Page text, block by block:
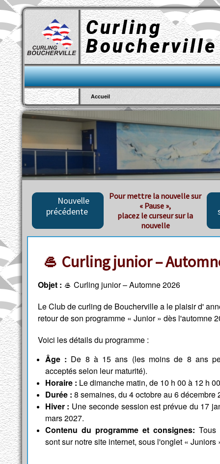
Curling
Boucherville
Saison
2026 - 2027 Accueil
Nouvelle
précédente
Pour mettre la nouvelle
sur « Pause »,
placez le curseur sur la
nouvelle
🥌 Curling junior –
Objet : 🥌 Curling junior – Automne 2026
Le Club de curling de Boucherville a le plaisir d'
retour de son programme « Junior » dès l'automne
Voici les détails du programme :
Âge : De 8 à 15 ans (les moins de 8 ans
acceptés selon leur maturité).
Horaire : Le dimanche matin, de 10 h 00 à 12 h
Durée : 8 semaines, du 4 octobre au 6 décembre
Hiver : Une seconde session est prévue du 17
mars 2027.
Contenu du programme et consignes: Tous
sont sur notre site internet, sous l'onglet « Juniors